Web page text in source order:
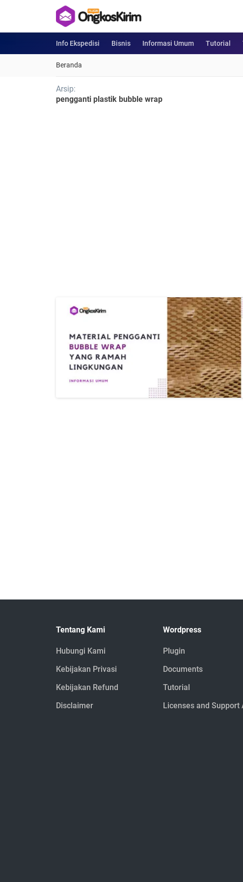
Info Ekspedisi Bisnis Informasi Umum Tutorial
Beranda
Arsip:
pengganti plastik bubble wrap
Tentang Kami
Hubungi Kami
Kebijakan Privasi
Kebijakan Refund
Disclaimer
Wordpress
Plugin
Documents
Tutorial
Licenses and Support